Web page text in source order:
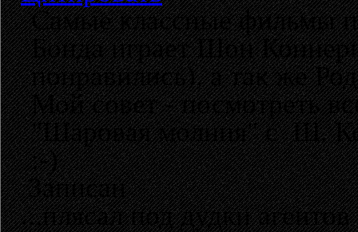
Самые классные фильмы
Бонда играет Шон
понравились), а так же
Мой совет - посмотреть
"Шаровая молния" с Ш.
:-)
Записан
...плясал под дудки